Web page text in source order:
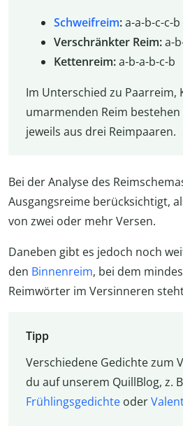
Schweifreim:a-a-b-c-c-b
Verschränkter Reim:a-
Kettenreim:a-b-a-b-c-b
Im Unterschied zu Paarreim,
umarmenden Reim bestehen
jeweils aus drei Reimpaaren.
Bei der Analyse des
Ausgangsreime berücksichtigt,
von zwei oder mehr Versen.
Daneben gibt es jedoch noch
den Binnenreim, bei dem
Reimwörter im Versinneren
Tipp
Verschiedene Gedichte zum
du auf unserem QuillBlog, z.
Frühlingsgedichteoder